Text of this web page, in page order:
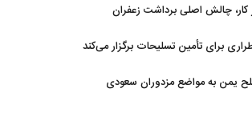
کار، چالش اصلی برداشت زعفران
برای تأمین تسلیحات برگزار می‌کند
یمن به مواضع مزدوران سعودی